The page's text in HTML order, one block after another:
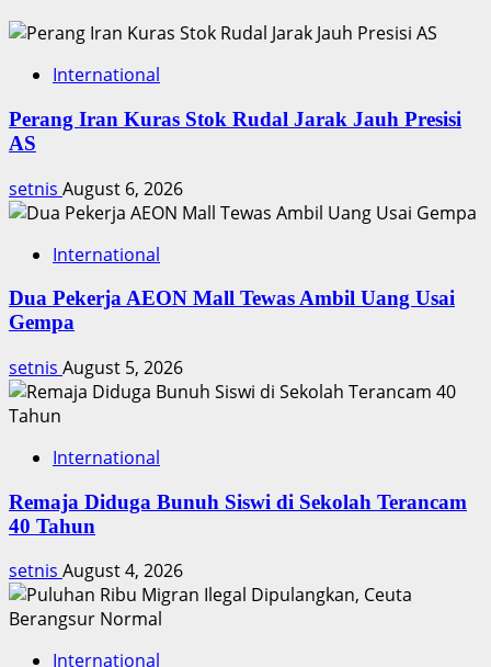
Diminta
Cukai
Tindak
International
Perang Iran Kuras Stok Rudal Jarak Jauh Presisi
AS
setnis August 6, 2026
International
Dua Pekerja AEON Mall Tewas Ambil Uang Usai
Gempa
setnis August 5, 2026
International
Remaja Diduga Bunuh Siswi di Sekolah Terancam
40 Tahun
setnis August 4, 2026
International